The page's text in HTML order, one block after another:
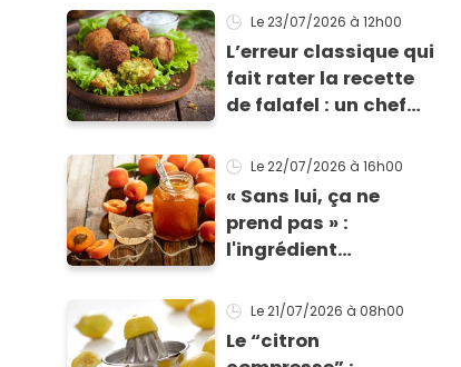
gaspi prêt en 10
minutes
Le 23/07/2026 à 12h00
L’erreur classique qui
fait rater la recette
de falafel : un chef
conseils et sa recette
pour un résultat
parfait !
Le 22/07/2026 à 16h00
« Sans lui, ça ne
prend pas » :
l'ingrédient
ajouter dans votre
confiture d’abricot
selon ce champion
Le 21/07/2026 à 08h00
Le “citron